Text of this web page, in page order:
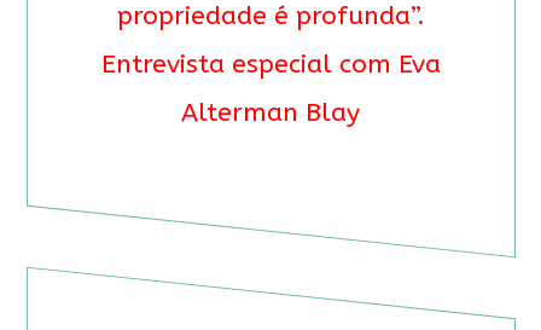
propriedade é profunda”.
Entrevista especial com Eva
Alterman Blay